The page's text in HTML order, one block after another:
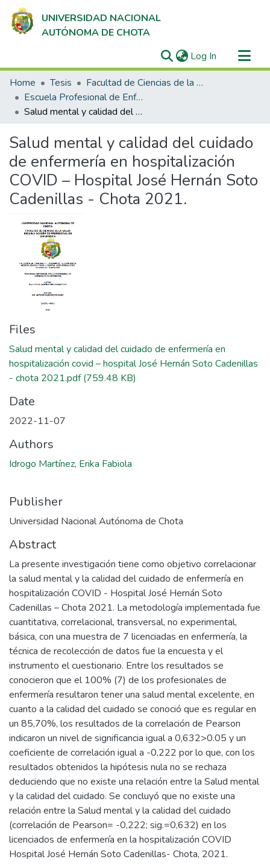
UNIVERSIDAD NACIONAL
AUTÓNOMA DE CHOTA
Log In (current)
Communities & Collections
All of DSpace
Statistics
Home Tesis
Facultad de Ciencias de la Salud
Escuela Profesional de Enfermería
Salud mental y calidad del cuidado de enfermería en hospitalización COVID – Hospital José Hernán Soto Cadenillas - Chota 2021.
Salud mental y calidad del cuidado
de enfermería en hospitalización
COVID – Hospital José Hernán Soto
Cadenillas - Chota 2021.
Files
Salud mental y calidad del cuidado de enfermería en
hospitalización covid – hospital José Hernán Soto Cadenillas
- chota 2021.pdf(759.48 KB)
Date
2022-11-07
Authors
Idrogo Martínez, Erika Fabiola
Publisher
Universidad Nacional Autónoma de Chota
Abstract
La presente investigación tiene como objetivo correlacionar
la salud mental y la calidad del cuidado de enfermería en
hospitalización COVID - Hospital José Hernán Soto
Cadenillas – Chota 2021. La metodología implementada fue
cuantitativa, correlacional, transversal, no experimental,
básica, con una muestra de 7 licenciadas en enfermería, la
técnica de recolección de datos fue la encuesta y el
instrumento el cuestionario. Entre los resultados se
conocieron que el 100% (7) de los profesionales de
enfermería resultaron tener una salud mental excelente, en
cuanto a la calidad del cuidado se conoció que es regular en
un 85,70%, los resultados de la correlación de Pearson
indicaron un nivel de significancia igual a 0,632>0.05 y un
coeficiente de correlación igual a -0,222 por lo que, con los
resultados obtenidos la hipótesis nula no se rechaza
deduciendo que no existe una relación entre la Salud mental
y la calidad del cuidado. Se concluyó que no existe una
relación entre la Salud mental y la calidad del cuidado
(correlación de Pearson= -0,222; sig.=0,632) en los
licenciados de enfermería en la hospitalización COVID
Hospital José Hernán Soto Cadenillas- Chota, 2021.